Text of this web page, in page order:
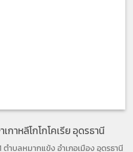
กาหลีโกโกโคเรีย อุดรธานี
ตำบลหมากแข้ง อำเภอเมือง อุดรธานี